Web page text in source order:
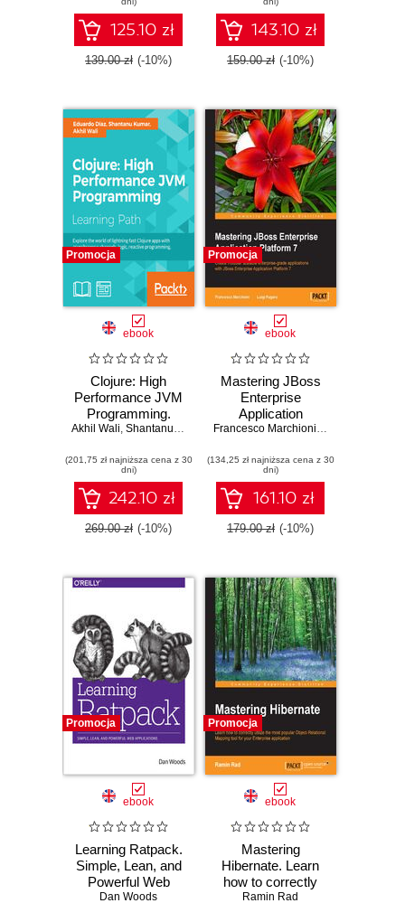
125.10 zł
139.00 zł (-10%)
143.10 zł
159.00 zł (-10%)
Promocja
ebook
Clojure: High
Performance JVM
Programming.
Click here to enter
Akhil Wali, Shantanu Kumar Eduardo Díaz
(201,75 zł najniższa cena z 30
dni)
242.10 zł
269.00 zł (-10%)
Promocja
ebook
Mastering JBoss
Enterprise
Application
Platform 7. Core
Enteprise server
supported by clear
directions and
advanced tips
Francesco Marchioni
,Luigi Fugaro
(134,25 zł najniższa cena z 30
dni)
161.10 zł
179.00 zł (-10%)
Promocja
ebook
Learning Ratpack.
Simple, Lean, and
Powerful Web
Applications
Dan Woods
Promocja
ebook
Mastering
Hibernate. Learn
how to correctly
utilize the most
Ramin Rad